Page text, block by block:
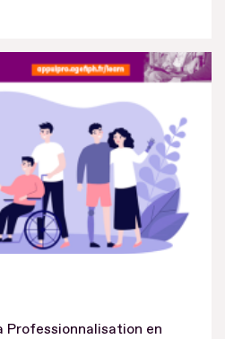
Professionnalisation en